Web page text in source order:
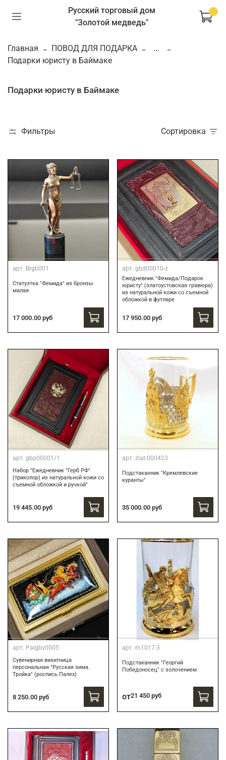
Русский торговый дом
"Золотой медведь"
Главная ПОВОД ДЛЯ ПОДАРКА
...
Подарки юристу в Баймаке
Подарки юристу в Баймаке
Фильтры Сортировка
арт. Brgb001
Статуэтка "Фемида" из бронзы
малая
17 000.00 руб
арт. gbd00010-z
Ежедневник "Фемида/Подарок
юристу" (златоустовская гравюра)
из натуральной кожи со съемной
обложкой в футляре
17 950.00 руб
арт. gbp00001/1
Набор "Ежедневник "Герб РФ"
(триколор) из натуральной кожи со
съемной обложкой и ручкой"
19 445.00 руб
арт. zlat-000423
Подстаканник "Кремлевские
куранты"
35 000.00 руб
арт. Palgbv0005
Сувенирная визитница
персональная "Русская зима.
Тройка" (роспись Палех)
8 250.00 руб
арт. m1017-3
Подстаканник "Георгий
Победоносец" с золочением
от21 450 руб